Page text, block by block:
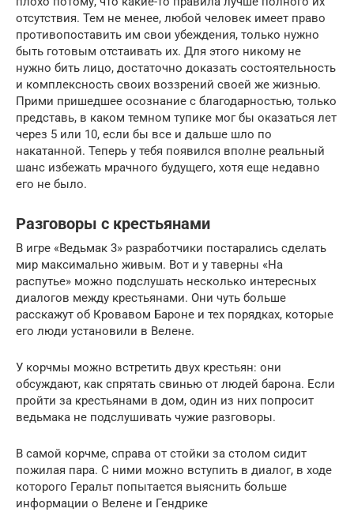
отсутствия. Тем не менее, любой человек имеет право
противопоставить им свои убеждения, только нужно
быть готовым отстаивать их. Для этого никому не
нужно бить лицо, достаточно доказать состоятельность
и комплексность своих воззрений своей же жизнью.
Прими пришедшее осознание с благодарностью, только
представь, в каком темном тупике мог бы оказаться лет
через 5 или 10, если бы все и дальше шло по
накатанной. Теперь у тебя появился вполне реальный
шанс избежать мрачного будущего, хотя еще недавно
его не было.
Разговоры с крестьянами
В игре «Ведьмак 3» разработчики постарались сделать
мир максимально живым. Вот и у таверны «На
распутье» можно подслушать несколько интересных
диалогов между крестьянами. Они чуть больше
расскажут об Кровавом Бароне и тех порядках, которые
его люди установили в Велене.
У корчмы можно встретить двух крестьян: они
обсуждают, как спрятать свинью от людей барона. Если
пройти за крестьянами в дом, один из них попросит
ведьмака не подслушивать чужие разговоры.
В самой корчме, справа от стойки за столом сидит
пожилая пара. С ними можно вступить в диалог, в ходе
которого Геральт попытается выяснить больше
информации о Велене и Гендрике